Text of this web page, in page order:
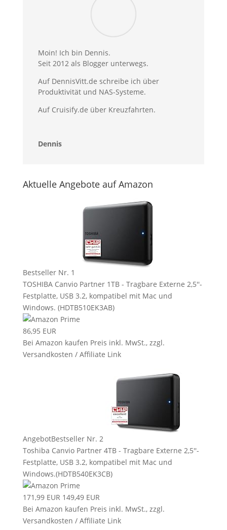
Moin! Ich bin Dennis.
Seit 2012 als Blogger unterwegs.
Auf DennisVitt.de schreibe ich über
Produktivität und NAS-Systeme.
Auf Cruisify.de über Kreuzfahrten.
Dennis
Aktuelle Angebote auf Amazon
Bestseller Nr. 1
TOSHIBA Canvio Partner 1TB - Tragbare Externe 2,5''-
Festplatte, USB 3.2, kompatibel mit Mac und
Windows. (HDTB510EK3AB)
86,95 EUR
Bei Amazon kaufen Preis inkl. MwSt., zzgl.
Versandkosten / Affiliate Link
AngebotBestseller Nr. 2
Toshiba Canvio Partner 4TB - Tragbare Externe 2,5''-
Festplatte, USB 3.2, kompatibel mit Mac und
Windows.(HDTB540EK3CB)
171,99 EUR 149,49 EUR
Bei Amazon kaufen Preis inkl. MwSt., zzgl.
Versandkosten / Affiliate Link